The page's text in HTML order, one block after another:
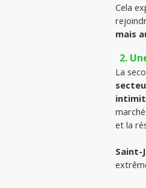
Cela
mais
La
et la
Saint-